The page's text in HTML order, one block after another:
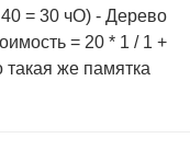
= 30 чО) - Дерево
= 20 * 1 / 1 +
же памятка